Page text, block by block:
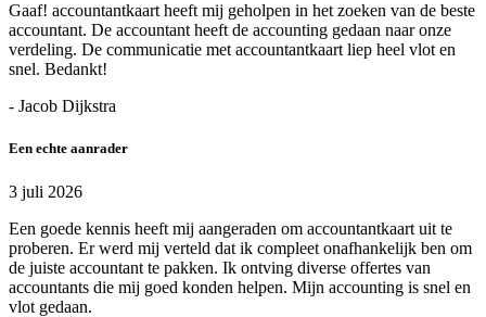
Gaaf! accountantkaart heeft mij geholpen in het zoeken van de beste
accountant. De accountant heeft de accounting gedaan naar onze
verdeling. De communicatie met accountantkaart liep heel vlot en
snel. Bedankt!
- Jacob Dijkstra
Een echte aanrader
3 juli 2026
Een goede kennis heeft mij aangeraden om accountantkaart uit te
proberen. Er werd mij verteld dat ik compleet onafhankelijk ben om
de juiste accountant te pakken. Ik ontving diverse offertes van
accountants die mij goed konden helpen. Mijn accounting is snel en
vlot gedaan.